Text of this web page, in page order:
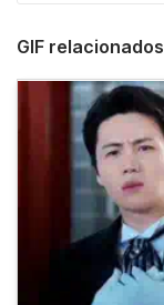
GIF relacionados